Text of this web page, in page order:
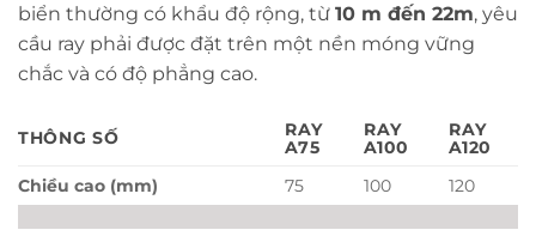
biển thường có khẩu độ rộng, từ 10 m đến 22m, yêu
cầu ray phải được đặt trên một nền móng vững
chắc và có độ phẳng cao.
THÔNG SỐ
RAY
A75
RAY
A100
RAY
A120
Chiều cao (mm)
75 100 120